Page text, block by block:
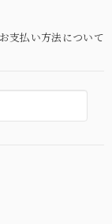
お支払い方法について